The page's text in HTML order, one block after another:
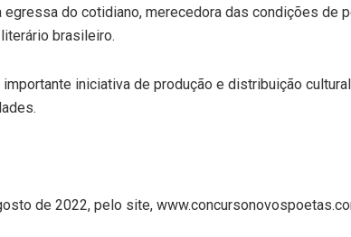
do cotidiano, merecedora das condições de
brasileiro.
iniciativa de produção e distribuição
de 2022, pelo site,